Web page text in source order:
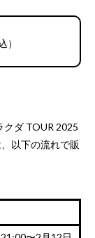
）
クダ TOUR 2025
以下の流れで販